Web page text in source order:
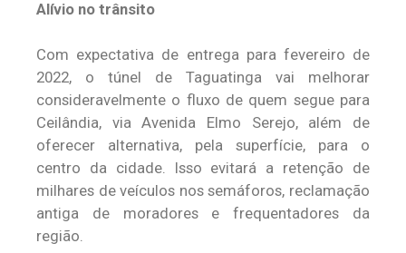
Alívio no trânsito
Com expectativa de entrega para fevereiro de
2022, o túnel de Taguatinga vai melhorar
consideravelmente o fluxo de quem segue para
Ceilândia, via Avenida Elmo Serejo, além de
oferecer alternativa, pela superfície, para o
centro da cidade. Isso evitará a retenção de
milhares de veículos nos semáforos, reclamação
antiga de moradores e frequentadores da
região.